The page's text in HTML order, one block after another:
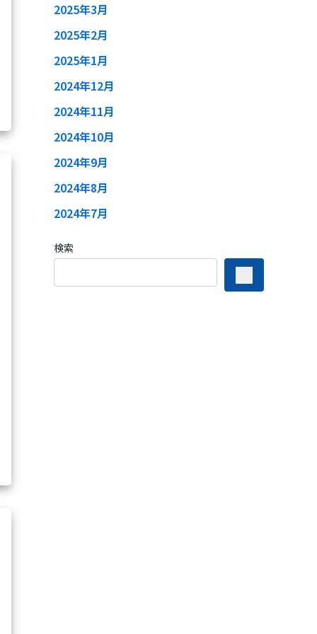
2025年3月
2025年2月
2025年1月
2024年12月
2024年11月
2024年10月
2024年9月
2024年8月
2024年7月
検索